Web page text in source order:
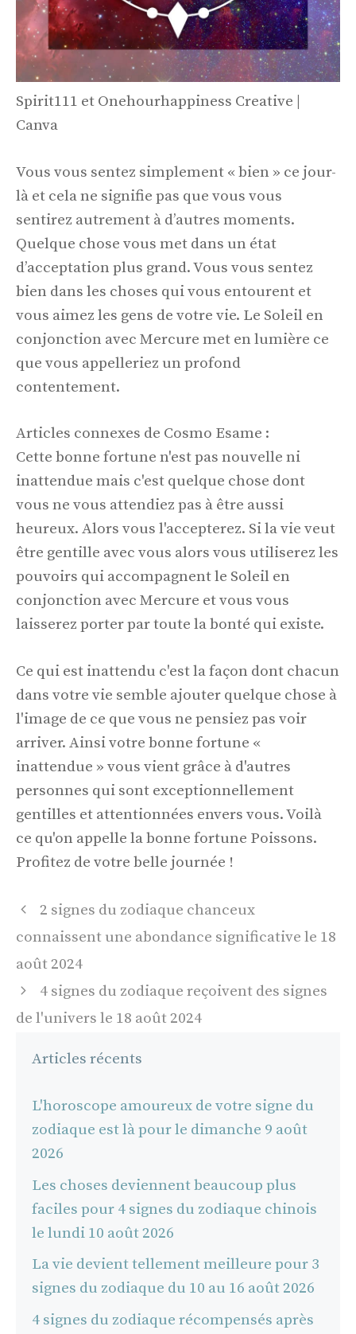
Spirit111 et Onehourhappiness Creative |
Canva
Vous vous sentez simplement « bien » ce jour-
là et cela ne signifie pas que vous vous
sentirez autrement à d’autres moments.
Quelque chose vous met dans un état
d’acceptation plus grand. Vous vous sentez
bien dans les choses qui vous entourent et
vous aimez les gens de votre vie. Le Soleil en
conjonction avec Mercure met en lumière ce
que vous appelleriez un profond
contentement.
Articles connexes de Cosmo Esame :
Cette bonne fortune n'est pas nouvelle ni
inattendue mais c'est quelque chose dont
vous ne vous attendiez pas à être aussi
heureux. Alors vous l'accepterez. Si la vie veut
être gentille avec vous alors vous utiliserez les
pouvoirs qui accompagnent le Soleil en
conjonction avec Mercure et vous vous
laisserez porter par toute la bonté qui existe.
Ce qui est inattendu c'est la façon dont chacun
dans votre vie semble ajouter quelque chose à
l'image de ce que vous ne pensiez pas voir
arriver. Ainsi votre bonne fortune «
inattendue » vous vient grâce à d'autres
personnes qui sont exceptionnellement
gentilles et attentionnées envers vous. Voilà
ce qu'on appelle la bonne fortune Poissons.
Profitez de votre belle journée !
Navigation
2 signes du zodiaque chanceux
connaissent une abondance significative le 18
août 2024
4 signes du zodiaque reçoivent des signes
de l'univers le 18 août 2024
Articles récents
L'horoscope amoureux de votre signe du
zodiaque est là pour le dimanche 9 août
2026
Les choses deviennent beaucoup plus
faciles pour 4 signes du zodiaque chinois
le lundi 10 août 2026
La vie devient tellement meilleure pour 3
signes du zodiaque du 10 au 16 août 2026
4 signes du zodiaque récompensés après